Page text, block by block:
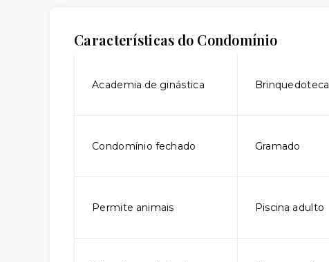
Características do Condomínio
Academia de ginástica Brinquedoteca
Condomínio fechado Gramado
Permite animais Piscina adulto